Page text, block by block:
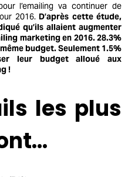
l’emailing va continuer de
2016. D’après cette étude,
qu’ils allaient augmenter
marketing en 2016. 28.3%
budget. Seulement 1.5%
leur budget alloué aux
!
les plus